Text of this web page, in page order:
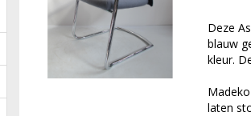
Deze
blauw
kleur.
laten